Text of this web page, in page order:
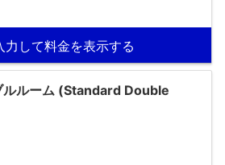
力して料金を表示する
ルーム (Standard Double